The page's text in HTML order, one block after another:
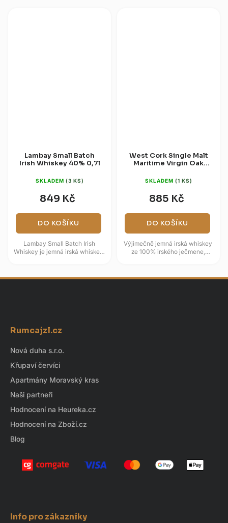
Lambay Small Batch
Irish Whiskey 40% 0,7l
SKLADEM (3 KS)
849 Kč
DO KOŠÍKU
Lambay Small Batch Irish
Whiskey je jemná irská whiskey,
v...
West Cork Single Malt
Maritime Virgin Oak
SKLADEM (1 KS)
885 Kč
DO KOŠÍKU
Výjimečně jemná irská whiskey
ze 100% irského ječmene,
posléze...
Rumcajzl.cz
Nová duha s.r.o.
Křupaví červíci
Apartmány Moravský kras
Naši partneři
Hodnocení na Heureka.cz
Hodnocení na Zboží.cz
Blog
Info pro zákazníky